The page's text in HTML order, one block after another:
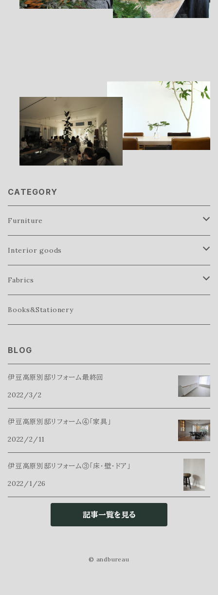
CATEGORY
Furniture
sofa
bench
tables
dining table
nest table
lightings
Interior goods
vase
glass ware
Fabrics
towels
Books&Stationery
BLOG
伊豆高原別邸リフォーム最終回
2022/3/2
伊豆高原別邸リフォーム④「家具」
2022/2/11
伊豆高原別邸リフォーム③「床・壁・ドア」
2022/1/26
記事一覧を見る
© andbureau